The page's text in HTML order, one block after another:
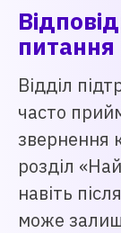
питання
Відділ
часто
звернення
розділ
навіть
може